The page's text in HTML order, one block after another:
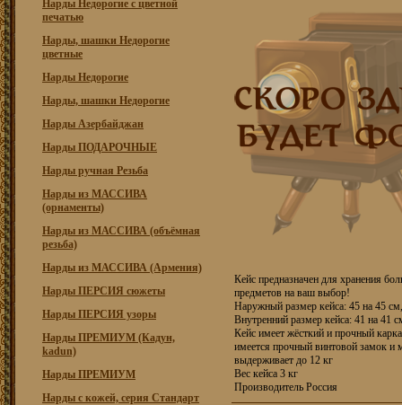
Нарды Недорогие с цветной
печатью
Нарды, шашки Недорогие
цветные
Нарды Недорогие
Нарды, шашки Недорогие
Нарды Азербайджан
Нарды ПОДАРОЧНЫЕ
Нарды ручная Резьба
Нарды из МАССИВА
(орнаменты)
Нарды из МАССИВА (объёмная
резьба)
Нарды из МАССИВА (Армения)
Нарды ПЕРСИЯ сюжеты
Нарды ПЕРСИЯ узоры
Нарды ПРЕМИУМ (Кадун,
kadun)
Нарды ПРЕМИУМ
Нарды с кожей, серия Стандарт
Кейс предназначен для хранения
предметов на ваш выбор!
Наружный размер кейса: 45 на 45
Внутренний размер кейса: 41 на 41
Кейс имеет жёсткий и прочный
имеется прочный винтовой замок и
выдерживает до 12 кг
Вес кейса 3 кг
Производитель Россия